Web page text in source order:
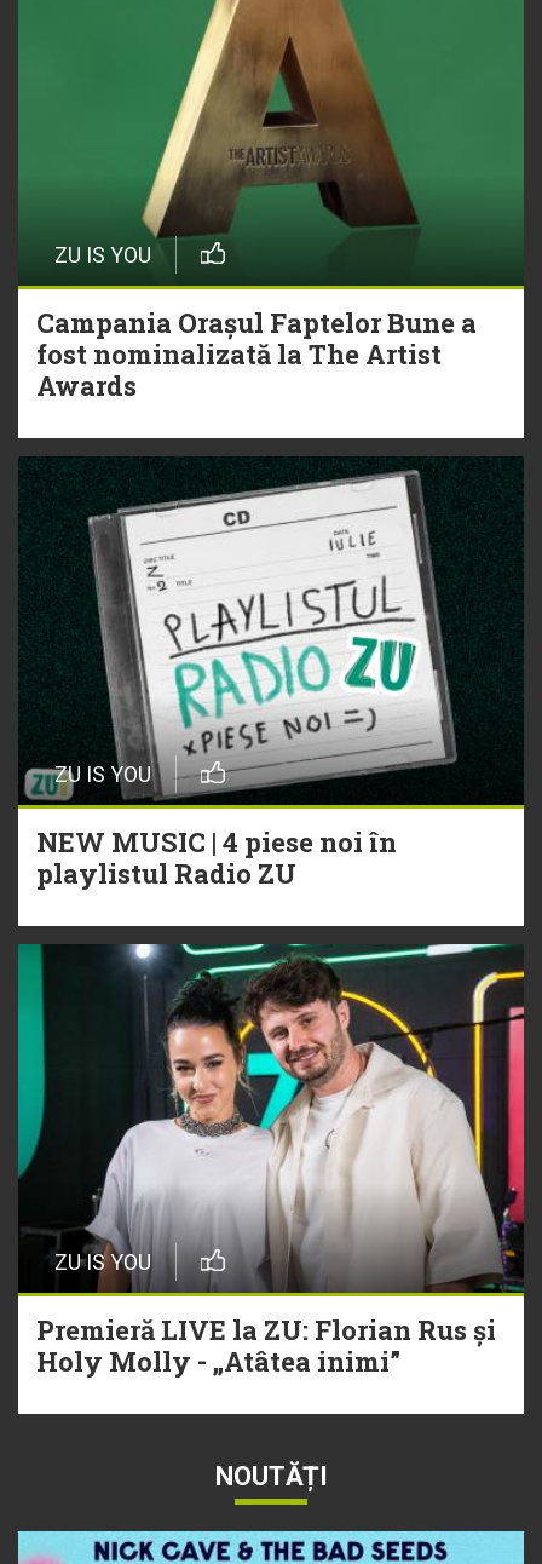
ZU IS YOU
Campania Orașul Faptelor Bune a
fost nominalizată la The Artist
Awards
ZU IS YOU
NEW MUSIC | 4 piese noi în
playlistul Radio ZU
ZU IS YOU
Premieră LIVE la ZU: Florian Rus și
Holy Molly - „Atâtea inimi”
NOUTĂȚI